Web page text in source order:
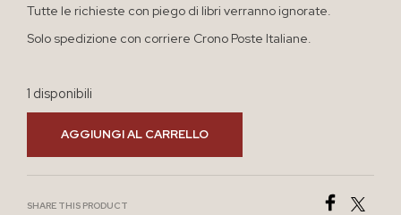
Tutte le richieste con piego di libri verranno ignorate.
Solo spedizione con corriere Crono Poste Italiane.
1 disponibili
AGGIUNGI AL CARRELLO
SHARE THIS PRODUCT